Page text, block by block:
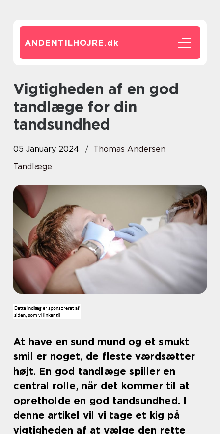
ANDENTILHOJRE.dk
Vigtigheden af en god
tandlæge for din
tandsundhed
05 January 2024
Thomas Andersen
Tandlæge
At have en sund mund og et smukt
smil er noget, de fleste værdsætter
højt. En god tandlæge spiller en
central rolle, når det kommer til at
opretholde en god tandsundhed. I
denne artikel vil vi tage et kig på
vigtigheden af at vælge den rette